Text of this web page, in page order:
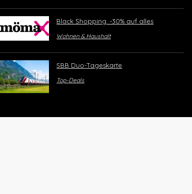
Black Shopping: -30% auf alles
Wohnen & Haushalt
SBB Duo-Tageskarte
Top-Deals